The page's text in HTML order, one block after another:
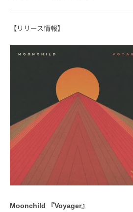
【リリース情報】
Moonchild 『Voyager』